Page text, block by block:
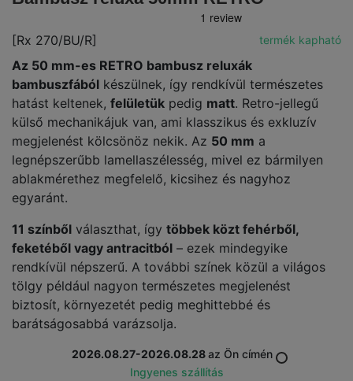
[Rx 270/BU/R] termék kapható
Az 50 mm-es RETRO bambusz reluxák
bambuszfából készülnek, így rendkívül természetes
hatást keltenek, felületük pedig matt. Retro-jellegű
külső mechanikájuk van, ami klasszikus és exkluzív
megjelenést kölcsönöz nekik. Az 50 mm a
legnépszerűbb lamellaszélesség, mivel ez bármilyen
ablakmérethez megfelelő, kicsihez és nagyhoz
egyaránt.
11 színből választhat, így többek közt fehérből,
feketéből vagy antracitból – ezek mindegyike
rendkívül népszerű. A további színek közül a világos
tölgy például nagyon természetes megjelenést
biztosít, környezetét pedig meghittebbé és
barátságosabbá varázsolja.
2026.08.27-2026.08.28az Ön címén
Ingyenes szállítás